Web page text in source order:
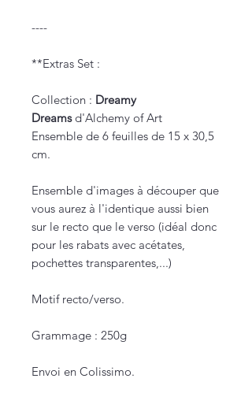
----
**Extras Set :
Collection : Dreamy
Dreamsd'Alchemy of Art
Ensemble de 6 feuilles de 15 x 30,5
cm.
Ensemble d'images à découper que
vous aurez à l'identique aussi bien
sur le recto que le verso (idéal donc
pour les rabats avec acétates,
pochettes transparentes,...)
Motif recto/verso.
Grammage : 250g
Envoi en Colissimo.